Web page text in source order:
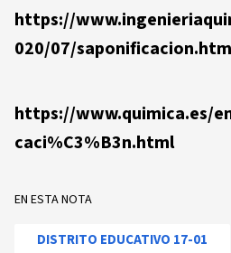
https://
020/07/
https://www.quimica.es/
caci%C3%B3n.html
EN ESTA NOTA
DISTRITO EDUCATIVO 17-01